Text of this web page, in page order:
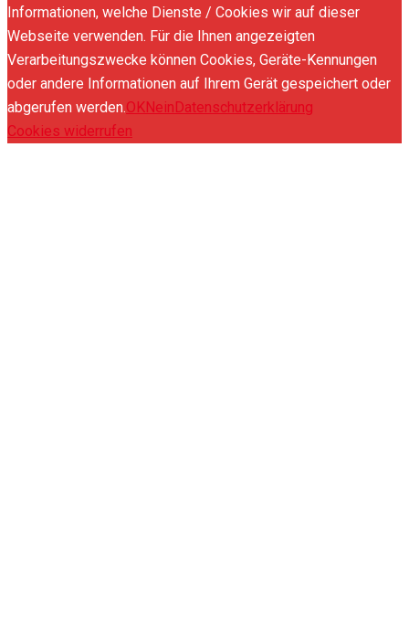
Informationen, welche Dienste / Cookies wir auf dieser
Webseite verwenden. Für die Ihnen angezeigten
Verarbeitungszwecke können Cookies, Geräte-Kennungen
oder andere Informationen auf Ihrem Gerät gespeichert oder
abgerufen werden.OKNeinDatenschutzerklärung
Cookies widerrufen